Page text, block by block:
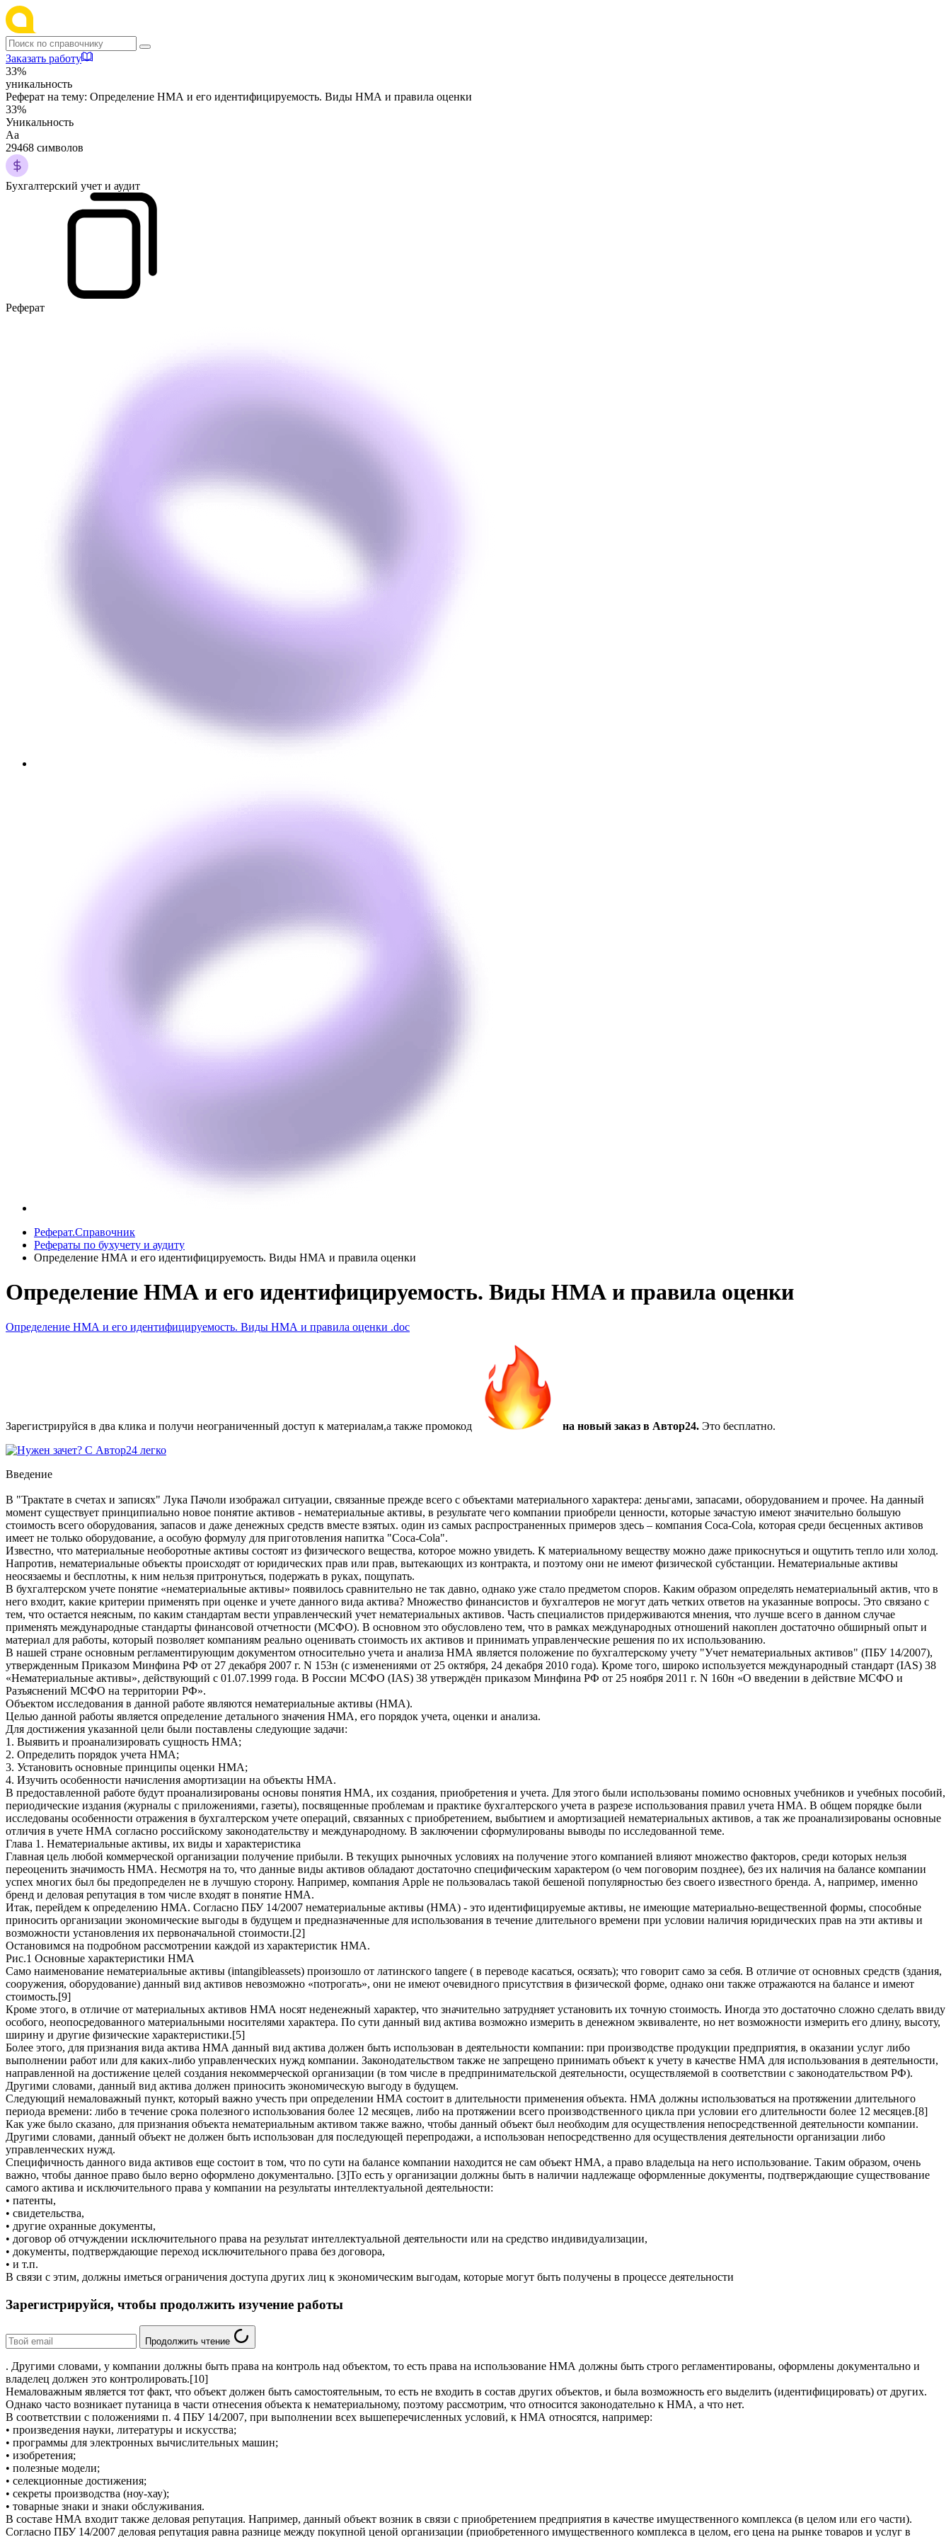
Заказать работу
33%
уникальность
Реферат на тему: Определение НМА и его идентифицируемость. Виды НМА и правила оценки
33%
Уникальность
Аа
29468 символов
Бухгалтерский учет и аудит
Реферат
Реферат.Справочник
Рефераты по бухучету и аудиту
Определение НМА и его идентифицируемость. Виды НМА и правила оценки
Определение НМА и его идентифицируемость. Виды НМА и правила оценки
Определение НМА и его идентифицируемость. Виды НМА и правила оценки .doc
Зарегистрируйся в два клика и получи неограниченный доступ к материалам,а также промокод на новый заказ в Автор24. Это бесплатно.
Введение
В "Трактате в счетах и записях" Лука Пачоли изображал ситуации, связанные прежде всего с объектами материального характера: деньгами, запасами, оборудованием и прочее. На данный
момент существует принципиально новое понятие активов - нематериальные активы, в результате чего компании приобрели ценности, которые зачастую имеют значительно большую
стоимость всего оборудования, запасов и даже денежных средств вместе взятых. один из самых распространенных примеров здесь – компания Coca-Colа, которая среди бесценных активов
имеет не только оборудование, а особую формулу для приготовления напитка "Coca-Colа".
Известно, что материальные необоротные активы состоят из физического вещества, которое можно увидеть. К материальному веществу можно даже прикоснуться и ощутить тепло или холод.
Напротив, нематериальные объекты происходят от юридических прав или прав, вытекающих из контракта, и поэтому они не имеют физической субстанции. Нематериальные активы
неосязаемы и бесплотны, к ним нельзя притронуться, подержать в руках, пощупать.
В бухгалтерском учете понятие «нематериальные активы» появилось сравнительно не так давно, однако уже стало предметом споров. Каким образом определять нематериальный актив, что в
него входит, какие критерии применять при оценке и учете данного вида актива? Множество финансистов и бухгалтеров не могут дать четких ответов на указанные вопросы. Это связано с
тем, что остается неясным, по каким стандартам вести управленческий учет нематериальных активов. Часть специалистов придерживаются мнения, что лучше всего в данном случае
применять международные стандарты финансовой отчетности (МСФО). В основном это обусловлено тем, что в рамках международных отношений накоплен достаточно обширный опыт и
материал для работы, который позволяет компаниям реально оценивать стоимость их активов и принимать управленческие решения по их использованию.
В нашей стране основным регламентирующим документом относительно учета и анализа НМА является положение по бухгалтерскому учету "Учет нематериальных активов" (ПБУ 14/2007),
утвержденным Приказом Минфина РФ от 27 декабря 2007 г. N 153н (с изменениями от 25 октября, 24 декабря 2010 года). Кроме того, широко используется международный стандарт (IAS) 38
«Нематериальные активы», действующий с 01.07.1999 года. В России МСФО (IAS) 38 утверждён приказом Минфина РФ от 25 ноября 2011 г. N 160н «О введении в действие МСФО и
Разъяснений МСФО на территории РФ».
Объектом исследования в данной работе являются нематериальные активы (НМА).
Целью данной работы является определение детального значения НМА, его порядок учета, оценки и анализа.
Для достижения указанной цели были поставлены следующие задачи:
1. Выявить и проанализировать сущность НМА;
2. Определить порядок учета НМА;
3. Установить основные принципы оценки НМА;
4. Изучить особенности начисления амортизации на объекты НМА.
В предоставленной работе будут проанализированы основы понятия НМА, их создания, приобретения и учета. Для этого были использованы помимо основных учебников и учебных пособий,
периодические издания (журналы с приложениями, газеты), посвященные проблемам и практике бухгалтерского учета в разрезе использования правил учета НМА. В общем порядке были
исследованы особенности отражения в бухгалтерском учете операций, связанных с приобретением, выбытием и амортизацией нематериальных активов, а так же проанализированы основные
отличия в учете НМА согласно российскому законодательству и международному. В заключении сформулированы выводы по исследованной теме.
Глава 1. Нематериальные активы, их виды и характеристика
Главная цель любой коммерческой организации получение прибыли. В текущих рыночных условиях на получение этого компанией влияют множество факторов, среди которых нельзя
переоценить значимость НМА. Несмотря на то, что данные виды активов обладают достаточно специфическим характером (о чем поговорим позднее), без их наличия на балансе компании
успех многих был бы предопределен не в лучшую сторону. Например, компания Apple не пользовалась такой бешеной популярностью без своего известного бренда. А, например, именно
бренд и деловая репутация в том числе входят в понятие НМА.
Итак, перейдем к определению НМА. Согласно ПБУ 14/2007 нематериальные активы (НМА) - это идентифицируемые активы, не имеющие материально-вещественной формы, способные
приносить организации экономические выгоды в будущем и предназначенные для использования в течение длительного времени при условии наличия юридических прав на эти активы и
возможности установления их первоначальной стоимости.[2]
Остановимся на подробном рассмотрении каждой из характеристик НМА.
Рис.1 Основные характеристики НМА
Само наименование нематериальные активы (intangibleassets) произошло от латинского tangere ( в переводе касаться, осязать); что говорит само за себя. В отличие от основных средств (здания,
сооружения, оборудование) данный вид активов невозможно «потрогать», они не имеют очевидного присутствия в физической форме, однако они также отражаются на балансе и имеют
стоимость.[9]
Кроме этого, в отличие от материальных активов НМА носят неденежный характер, что значительно затрудняет установить их точную стоимость. Иногда это достаточно сложно сделать ввиду
особого, неопосредованного материальными носителями характера. По сути данный вид актива возможно измерить в денежном эквиваленте, но нет возможности измерить его длину, высоту,
ширину и другие физические характеристики.[5]
Более этого, для признания вида актива НМА данный вид актива должен быть использован в деятельности компании: при производстве продукции предприятия, в оказании услуг либо
выполнении работ или для каких-либо управленческих нужд компании. Законодательством также не запрещено принимать объект к учету в качестве НМА для использования в деятельности,
направленной на достижение целей создания некоммерческой организации (в том числе в предпринимательской деятельности, осуществляемой в соответствии с законодательством РФ).
Другими словами, данный вид актива должен приносить экономическую выгоду в будущем.
Следующий немаловажный пункт, который важно учесть при определении НМА состоит в длительности применения объекта. НМА должны использоваться на протяжении длительного
периода времени: либо в течение срока полезного использования более 12 месяцев, либо на протяжении всего производственного цикла при условии его длительности более 12 месяцев.[8]
Как уже было сказано, для признания объекта нематериальным активом также важно, чтобы данный объект был необходим для осуществления непосредственной деятельности компании.
Другими словами, данный объект не должен быть использован для последующей перепродажи, а использован непосредственно для осуществления деятельности организации либо
управленческих нужд.
Специфичность данного вида активов еще состоит в том, что по сути на балансе компании находится не сам объект НМА, а право владельца на него использование. Таким образом, очень
важно, чтобы данное право было верно оформлено документально. [3]То есть у организации должны быть в наличии надлежаще оформленные документы, подтверждающие существование
самого актива и исключительного права у компании на результаты интеллектуальной деятельности:
• патенты,
• свидетельства,
• другие охранные документы,
• договор об отчуждении исключительного права на результат интеллектуальной деятельности или на средство индивидуализации,
• документы, подтверждающие переход исключительного права без договора,
• и т.п.
В связи с этим, должны иметься ограничения доступа других лиц к экономическим выгодам, которые могут быть получены в процессе деятельности
Зарегистрируйся, чтобы продолжить изучение работы
Продолжить чтение
. Другими словами, у компании должны быть права на контроль над объектом, то есть права на использование НМА должны быть строго регламентированы, оформлены документально и
владелец должен это контролировать.[10]
Немаловажным является тот факт, что объект должен быть самостоятельным, то есть не входить в состав других объектов, и была возможность его выделить (идентифицировать) от других.
Однако часто возникает путаница в части отнесения объекта к нематериальному, поэтому рассмотрим, что относится законодательно к НМА, а что нет.
В соответствии с положениями п. 4 ПБУ 14/2007, при выполнении всех вышеперечисленных условий, к НМА относятся, например:
• произведения науки, литературы и искусства;
• программы для электронных вычислительных машин;
• изобретения;
• полезные модели;
• селекционные достижения;
• секреты производства (ноу-хау);
• товарные знаки и знаки обслуживания.
В составе НМА входит также деловая репутация. Например, данный объект возник в связи с приобретением предприятия в качестве имущественного комплекса (в целом или его части).
Согласно ПБУ 14/2007 деловая репутация равна разнице между покупной ценой организации (приобретенного имущественного комплекса в целом, его цена на рынке товаров и услуг в